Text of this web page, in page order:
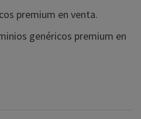
premium en venta.
genéricos premium en